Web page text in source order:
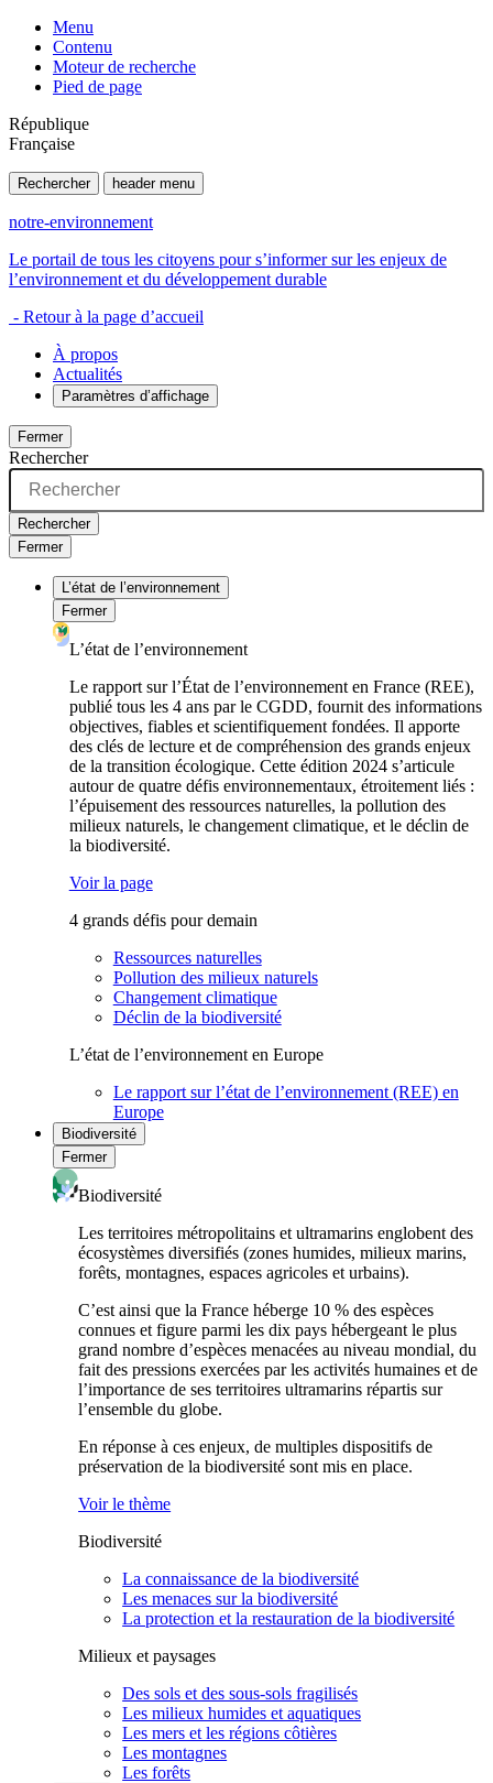
Menu
Contenu
Moteur de recherche
Pied de page
République
Française
Rechercher header menu
notre-environnement
Le portail de tous les citoyens pour s’informer sur les enjeux de
l’environnement et du développement durable
- Retour à la page d’accueil
À propos
Actualités
Paramètres d’affichage
Fermer
Rechercher
Rechercher
Fermer
L’état de l’environnement
Fermer
L’état de l’environnement
Le rapport sur l’État de l’environnement en France (REE),
publié tous les 4 ans par le CGDD, fournit des informations
objectives, fiables et scientifiquement fondées. Il apporte
des clés de lecture et de compréhension des grands enjeux
de la transition écologique. Cette édition 2024 s’articule
autour de quatre défis environnementaux, étroitement liés :
l’épuisement des ressources naturelles, la pollution des
milieux naturels, le changement climatique, et le déclin de
la biodiversité.
Voir la page
4 grands défis pour demain
Ressources naturelles
Pollution des milieux naturels
Changement climatique
Déclin de la biodiversité
L’état de l’environnement en Europe
Le rapport sur l’état de l’environnement (REE) en
Europe
Biodiversité
Fermer
Biodiversité
Les territoires métropolitains et ultramarins englobent des
écosystèmes diversifiés (zones humides, milieux marins,
forêts, montagnes, espaces agricoles et urbains).
C’est ainsi que la France héberge 10 % des espèces
connues et figure parmi les dix pays hébergeant le plus
grand nombre d’espèces menacées au niveau mondial, du
fait des pressions exercées par les activités humaines et de
l’importance de ses territoires ultramarins répartis sur
l’ensemble du globe.
En réponse à ces enjeux, de multiples dispositifs de
préservation de la biodiversité sont mis en place.
Voir le thème
Biodiversité
La connaissance de la biodiversité
Les menaces sur la biodiversité
La protection et la restauration de la biodiversité
Milieux et paysages
Des sols et des sous-sols fragilisés
Les milieux humides et aquatiques
Les mers et les régions côtières
Les montagnes
Les forêts